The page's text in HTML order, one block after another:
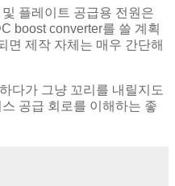
플레이트 공급용 전원은
boost converter를 쓸 계획
면 제작 자체는 매우 간단해
다가 그냥 꼬리를 내릴지도
공급 회로를 이해하는 좋